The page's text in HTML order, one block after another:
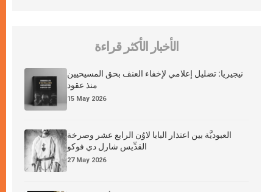
الأخبار الأكثر قراءة
نيجيريا: تضليل إعلامي لإخفاء العنف بحق المسيحيين
منذ عقود
15 May 2026
العبوديَّة بين اعتذار البابا لاوُن الرابع عشر وصرخة
القدِّيس شارل دي فوكو
27 May 2026